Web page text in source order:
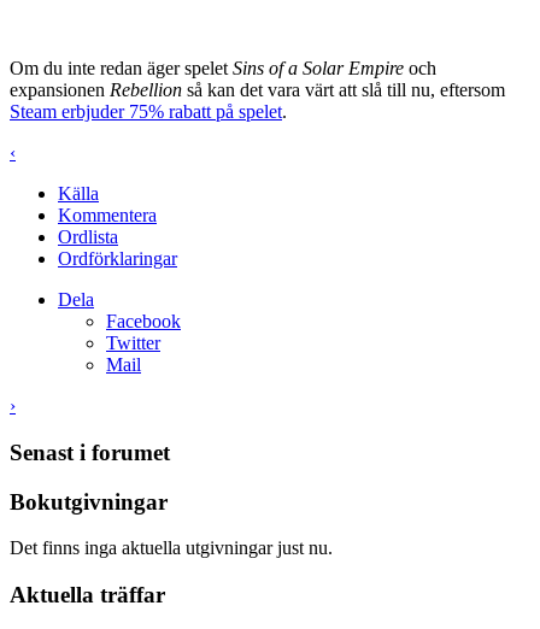
Om du inte redan äger spelet Sins of a Solar Empire och
expansionen Rebellion så kan det vara värt att slå till nu, eftersom
Steam erbjuder 75% rabatt på spelet.
‹
Källa
Kommentera
Ordlista
Ordförklaringar
Dela
Facebook
Twitter
Mail
›
Senast i forumet
Bokutgivningar
Det finns inga aktuella utgivningar just nu.
Aktuella träffar